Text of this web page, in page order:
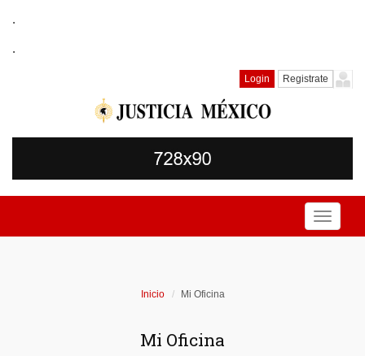
.
.
Login Registrate
Toggle
Inicio Mi Oficina
Mi Oficina